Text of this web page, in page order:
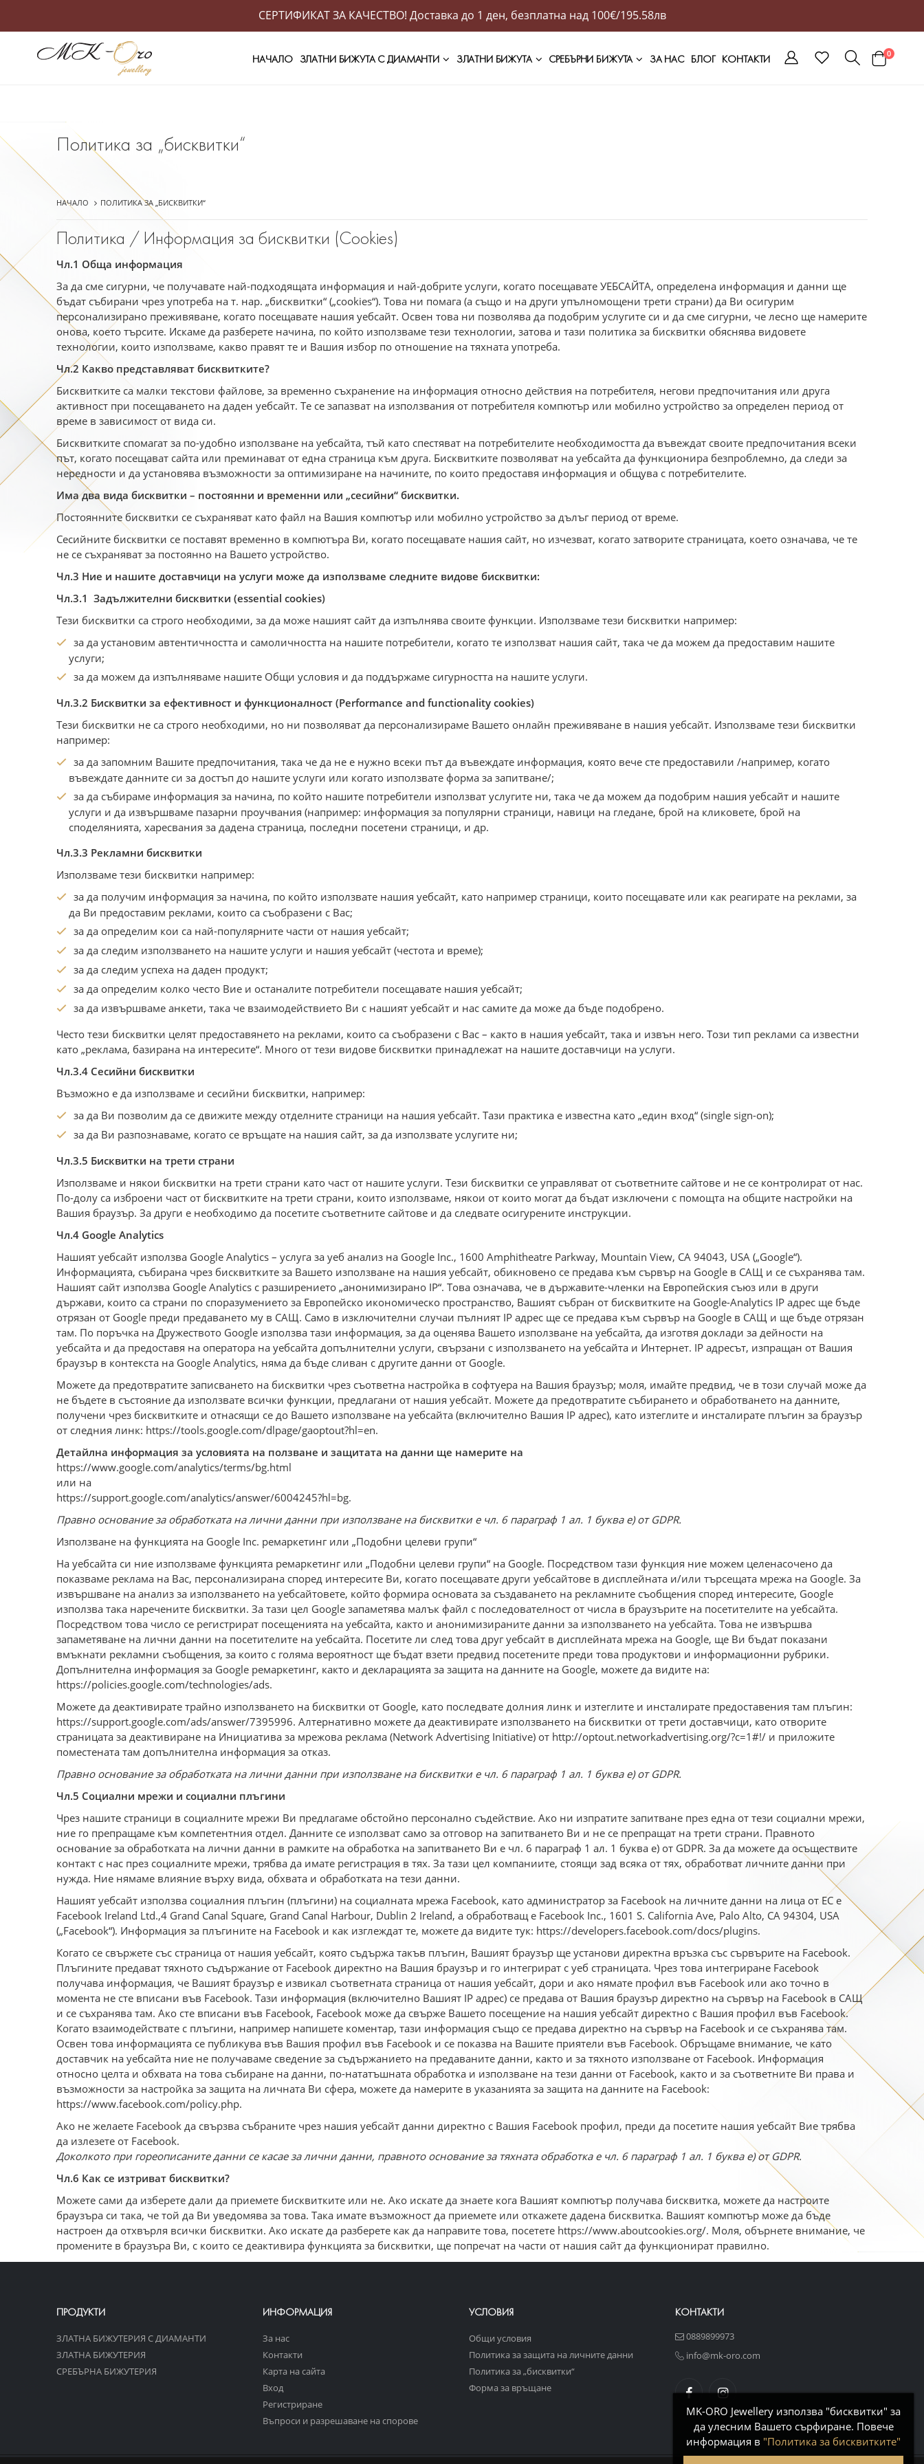
СЕРТИФИКАТ ЗА КАЧЕСТВО! Доставка до 1 ден, безплатна над 100€/195.58лв
НАЧАЛО ЗЛАТНИ БИЖУТА С ДИАМАНТИ ЗЛАТНИ БИЖУТА СРЕБЪРНИ БИЖУТА ЗА НАС БЛОГ КОНТАКТИ 0
Политика за „бисквитки“
НАЧАЛО ПОЛИТИКА ЗА „БИСКВИТКИ“
Политика / Информация за бисквитки (Cookies)
Чл.1 Обща информация
За да сме сигурни, че получавате най-подходящата информация и най-добрите услуги, когато посещавате УЕБСАЙТА, определена информация и данни ще
бъдат събирани чрез употреба на т. нар. „бисквитки“ („cookies“). Това ни помага (а също и на други упълномощени трети страни) да Ви осигурим
персонализирано преживяване, когато посещавате нашия уебсайт. Освен това ни позволява да подобрим услугите си и да сме сигурни, че лесно ще намерите
онова, което търсите. Искаме да разберете начина, по който използваме тези технологии, затова и тази политика за бисквитки обяснява видовете
технологии, които използваме, какво правят те и Вашия избор по отношение на тяхната употреба.
Чл.2 Какво представляват бисквитките?
Бисквитките са малки текстови файлове, за временно съхранение на информация относно действия на потребителя, негови предпочитания или друга
активност при посещаването на даден уебсайт. Те се запазват на използвания от потребителя компютър или мобилно устройство за определен период от
време в зависимост от вида си.
Бисквитките спомагат за по-удобно използване на уебсайта, тъй като спестяват на потребителите необходимостта да въвеждат своите предпочитания всеки
път, когато посещават сайта или преминават от една страница към друга. Бисквитките позволяват на уебсайта да функционира безпроблемно, да следи за
нередности и да установява възможности за оптимизиране на начините, по които предоставя информация и общува с потребителите.
Има два вида бисквитки – постоянни и временни или „сесийни“ бисквитки.
Постоянните бисквитки се съхраняват като файл на Вашия компютър или мобилно устройство за дълъг период от време.
Сесийните бисквитки се поставят временно в компютъра Ви, когато посещавате нашия сайт, но изчезват, когато затворите страницата, което означава, че те
не се съхраняват за постоянно на Вашето устройство.
Чл.3 Ние и нашите доставчици на услуги може да използваме следните видове бисквитки:
Чл.3.1 Задължителни бисквитки (essential cookies)
Тези бисквитки са строго необходими, за да може нашият сайт да изпълнява своите функции. Използваме тези бисквитки например:
за да установим автентичността и самоличността на нашите потребители, когато те използват нашия сайт, така че да можем да предоставим нашите
услуги;
за да можем да изпълняваме нашите Общи условия и да поддържаме сигурността на нашите услуги.
Чл.3.2 Бисквитки за ефективност и функционалност (Performance and functionality cookies)
Тези бисквитки не са строго необходими, но ни позволяват да персонализираме Вашето онлайн преживяване в нашия уебсайт. Използваме тези бисквитки
например:
за да запомним Вашите предпочитания, така че да не е нужно всеки път да въвеждате информация, която вече сте предоставили /например, когато
въвеждате данните си за достъп до нашите услуги или когато използвате форма за запитване/;
за да събираме информация за начина, по който нашите потребители използват услугите ни, така че да можем да подобрим нашия уебсайт и нашите
услуги и да извършваме пазарни проучвания (например: информация за популярни страници, навици на гледане, брой на кликовете, брой на
споделянията, харесвания за дадена страница, последни посетени страници, и др.
Чл.3.3 Рекламни бисквитки
Използваме тези бисквитки например:
за да получим информация за начина, по който използвате нашия уебсайт, като например страници, които посещавате или как реагирате на реклами, за
да Ви предоставим реклами, които са съобразени с Вас;
за да определим кои са най-популярните части от нашия уебсайт;
за да следим използването на нашите услуги и нашия уебсайт (честота и време);
за да следим успеха на даден продукт;
за да определим колко често Вие и останалите потребители посещавате нашия уебсайт;
за да извършваме анкети, така че взаимодействието Ви с нашият уебсайт и нас самите да може да бъде подобрено.
Често тези бисквитки целят предоставянето на реклами, които са съобразени с Вас – както в нашия уебсайт, така и извън него. Този тип реклами са известни
като „реклама, базирана на интересите“. Много от тези видове бисквитки принадлежат на нашите доставчици на услуги.
Чл.3.4 Сесийни бисквитки
Възможно е да използваме и сесийни бисквитки, например:
за да Ви позволим да се движите между отделните страници на нашия уебсайт. Тази практика е известна като „един вход“ (single sign-on);
за да Ви разпознаваме, когато се връщате на нашия сайт, за да използвате услугите ни;
Чл.3.5 Бисквитки на трети страни
Използваме и някои бисквитки на трети страни като част от нашите услуги. Тези бисквитки се управляват от съответните сайтове и не се контролират от нас.
По-долу са изброени част от бисквитките на трети страни, които използваме, някои от които могат да бъдат изключени с помощта на общите настройки на
Вашия браузър. За други е необходимо да посетите съответните сайтове и да следвате осигурените инструкции.
Чл.4 Google Analytics
Нашият уебсайт използва Google Analytics – услуга за уеб анализ на Google Inc., 1600 Amphitheatre Parkway, Mountain View, CA 94043, USA („Google“).
Информацията, събирана чрез бисквитките за Вашето използване на нашия уебсайт, обикновено се предава към сървър на Google в САЩ и се съхранява там.
Нашият сайт използва Google Analytics с разширението „анонимизирано IP“. Това означава, че в държавите-членки на Европейския съюз или в други
държави, които са страни по споразумението за Европейско икономическо пространство, Вашият събран от бисквитките на Google-Analytics IP адрес ще бъде
отрязан от Google преди предаването му в САЩ. Само в изключителни случаи пълният IP адрес ще се предава към сървър на Google в САЩ и ще бъде отрязан
там. По поръчка на Дружеството Google използва тази информация, за да оценява Вашето използване на уебсайта, да изготвя доклади за дейности на
уебсайта и да предоставя на оператора на уебсайта допълнителни услуги, свързани с използването на уебсайта и Интернет. IP адресът, изпращан от Вашия
браузър в контекста на Google Analytics, няма да бъде сливан с другите данни от Google.
Можете да предотвратите записването на бисквитки чрез съответна настройка в софтуера на Вашия браузър; моля, имайте предвид, че в този случай може да
не бъдете в състояние да използвате всички функции, предлагани от нашия уебсайт. Можете да предотвратите събирането и обработването на данните,
получени чрез бисквитките и отнасящи се до Вашето използване на уебсайта (включително Вашия IP адрес), като изтеглите и инсталирате плъгин за браузър
от следния линк: https://tools.google.com/dlpage/gaoptout?hl=en.
Детайлна информация за условията на ползване и защитата на данни ще намерите на
https://www.google.com/analytics/terms/bg.html
или на
https://support.google.com/analytics/answer/6004245?hl=bg.
Правно основание за обработката на лични данни при използване на бисквитки е чл. 6 параграф 1 ал. 1 буква е) от GDPR.
Използване на функцията на Google Inc. ремаркетинг или „Подобни целеви групи“
На уебсайта си ние използваме функцията ремаркетинг или „Подобни целеви групи“ на Google. Посредством тази функция ние можем целенасочено да
показваме реклама на Вас, персонализирана според интересите Ви, когато посещавате други уебсайтове в дисплейната и/или търсещата мрежа на Google. За
извършване на анализ за използването на уебсайтовете, който формира основата за създаването на рекламните съобщения според интересите, Google
използва така наречените бисквитки. За тази цел Google запаметява малък файл с последователност от числа в браузърите на посетителите на уебсайта.
Посредством това число се регистрират посещенията на уебсайта, както и анонимизираните данни за използването на уебсайта. Това не извършва
запаметяване на лични данни на посетителите на уебсайта. Посетите ли след това друг уебсайт в дисплейната мрежа на Google, ще Ви бъдат показани
вмъкнати рекламни съобщения, за които с голяма вероятност ще бъдат взети предвид посетените преди това продуктови и информационни рубрики.
Допълнителна информация за Google ремаркетинг, както и декларацията за защита на данните на Google, можете да видите на:
https://policies.google.com/technologies/ads.
Можете да деактивирате трайно използването на бисквитки от Google, като последвате долния линк и изтеглите и инсталирате предоставения там плъгин:
https://support.google.com/ads/answer/7395996. Алтернативно можете да деактивирате използването на бисквитки от трети доставчици, като отворите
страницата за деактивиране на Инициатива за мрежова реклама (Network Advertising Initiative) от http://optout.networkadvertising.org/?c=1#!/ и приложите
поместената там допълнителна информация за отказ.
Правно основание за обработката на лични данни при използване на бисквитки е чл. 6 параграф 1 ал. 1 буква е) от GDPR.
Чл.5 Социални мрежи и социални плъгини
Чрез нашите страници в социалните мрежи Ви предлагаме обстойно персонално съдействие. Ако ни изпратите запитване през една от тези социални мрежи,
ние го препращаме към компетентния отдел. Данните се използват само за отговор на запитването Ви и не се препращат на трети страни. Правното
основание за обработката на лични данни в рамките на обработка на запитването Ви е чл. 6 параграф 1 ал. 1 буква е) от GDPR. За да можете да осъществите
контакт с нас през социалните мрежи, трябва да имате регистрация в тях. За тази цел компаниите, стоящи зад всяка от тях, обработват личните данни при
нужда. Ние нямаме влияние върху вида, обхвата и обработката на тези данни.
Нашият уебсайт използва социалния плъгин (плъгини) на социалната мрежа Facebook, като администратор за Facebook на личните данни на лица от ЕС е
Facebook Ireland Ltd.,4 Grand Canal Square, Grand Canal Harbour, Dublin 2 Ireland, а обработващ е Facebook Inc., 1601 S. California Ave, Palo Alto, CA 94304, USA
(„Facebook“). Информация за плъгините на Facebook и как изглеждат те, можете да видите тук: https://developers.facebook.com/docs/plugins.
Когато се свържете със страница от нашия уебсайт, която съдържа такъв плъгин, Вашият браузър ще установи директна връзка със сървърите на Facebook.
Плъгините предават тяхното съдържание от Facebook директно на Вашия браузър и го интегрират с уеб страницата. Чрез това интегриране Facebook
получава информация, че Вашият браузър е извикал съответната страница от нашия уебсайт, дори и ако нямате профил във Facebook или ако точно в
момента не сте вписани във Facebook. Тази информация (включително Вашият ІР адрес) се предава от Вашия браузър директно на сървър на Facebook в САЩ
и се съхранява там. Ако сте вписани във Facebook, Facebook може да свърже Вашето посещение на нашия уебсайт директно с Вашия профил във Facebook.
Когато взаимодействате с плъгини, например напишете коментар, тази информация също се предава директно на сървър на Facebook и се съхранява там.
Освен това информацията се публикува във Вашия профил във Facebook и се показва на Вашите приятели във Facebook. Обръщаме внимание, че като
доставчик на уебсайта ние не получаваме сведение за съдържанието на предаваните данни, както и за тяхното използване от Facebook. Информация
относно целта и обхвата на това събиране на данни, по-нататъшната обработка и използване на тези данни от Facebook, както и за съответните Ви права и
възможности за настройка за защита на личната Ви сфера, можете да намерите в указанията за защита на данните на Facebook:
https://www.facebook.com/policy.php.
Ако не желаете Facebook да свързва събраните чрез нашия уебсайт данни директно с Вашия Facebook профил, преди да посетите нашия уебсайт Вие трябва
да излезете от Facebook.
Доколкото при гореописаните данни се касае за лични данни, правното основание за тяхната обработка е чл. 6 параграф 1 ал. 1 буква е) от GDPR.
Чл.6 Как се изтриват бисквитки?
Можете сами да изберете дали да приемете бисквитките или не. Ако искате да знаете кога Вашият компютър получава бисквитка, можете да настроите
браузъра си така, че той да Ви уведомява за това. Така имате възможност да приемете или откажете дадена бисквитка. Вашият компютър може да бъде
настроен да отхвърля всички бисквитки. Ако искате да разберете как да направите това, посетете https://www.aboutcookies.org/. Моля, обърнете внимание, че
промените в браузъра Ви, с които се деактивира функцията за бисквитки, ще попречат на части от нашия сайт да функционират правилно.
ПРОДУКТИ
ЗЛАТНА БИЖУТЕРИЯ С ДИАМАНТИ
ЗЛАТНА БИЖУТЕРИЯ
СРЕБЪРНА БИЖУТЕРИЯ
ИНФОРМАЦИЯ
За нас
Контакти
Карта на сайта
Вход
Регистриране
Въпроси и разрешаване на спорове
УСЛОВИЯ
Общи условия
Политика за защита на личните данни
Политика за „бисквитки“
Форма за връщане
КОНТАКТИ
0889899973
info@mk-oro.com
MK-ORO Jewellery използва "бисквитки" за
да улесним Вашето сърфиране. Повече
информация в "Политика за бисквитките"